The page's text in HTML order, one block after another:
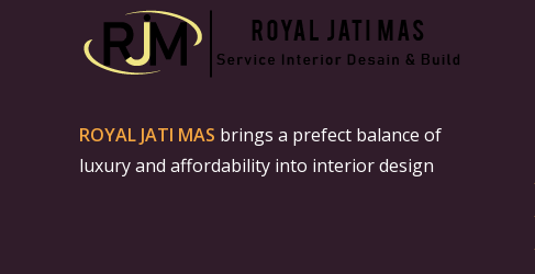
ROYAL JATI MAS brings a prefect balance of
luxury and affordability into interior design